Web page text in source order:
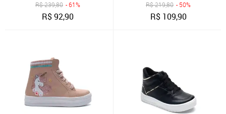
R$239,80 - 61%
R$92,90
R$219,80 - 50%
R$ 109,90